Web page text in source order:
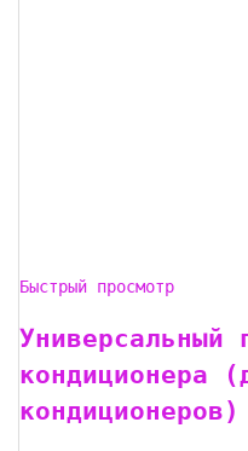
Быстрый просмотр
Универсальный
кондиционера
кондиционеров)